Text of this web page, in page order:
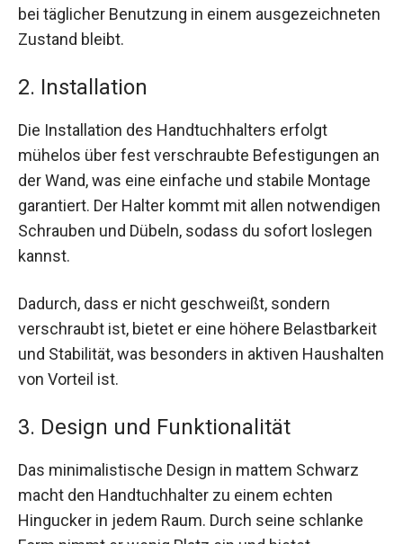
bei täglicher Benutzung in einem ausgezeichneten
Zustand bleibt.
2. Installation
Die Installation des Handtuchhalters erfolgt
mühelos über fest verschraubte Befestigungen an
der Wand, was eine einfache und stabile Montage
garantiert. Der Halter kommt mit allen notwendigen
Schrauben und Dübeln, sodass du sofort loslegen
kannst.
Dadurch, dass er nicht geschweißt, sondern
verschraubt ist, bietet er eine höhere Belastbarkeit
und Stabilität, was besonders in aktiven Haushalten
von Vorteil ist.
3. Design und Funktionalität
Das minimalistische Design in mattem Schwarz
macht den Handtuchhalter zu einem echten
Hingucker in jedem Raum. Durch seine schlanke